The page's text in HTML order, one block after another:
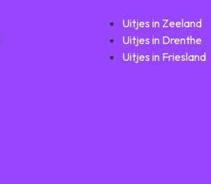
Uitjes in Zeeland
Uitjes in Drenthe
Uitjes in Friesland